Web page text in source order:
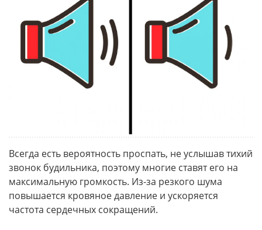
Всегда есть вероятность проспать, не услышав тихий
звонок будильника, поэтому многие ставят его на
максимальную громкость. Из-за резкого шума
повышается кровяное давление и ускоряется
частота сердечных сокращений.